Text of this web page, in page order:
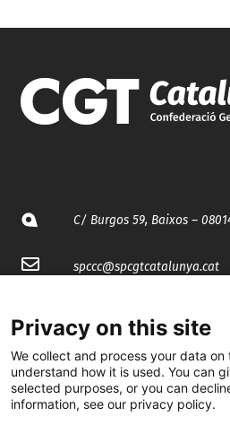
C/ Burgos 59, Baixos –
spccc@spcgtcatalunya.cat
@CGTCatalunya
cgtcatalunya
Privacy on this site
We collect and process your data
understand how it is used. You can
selected purposes, or you can
information, see our privacy policy.